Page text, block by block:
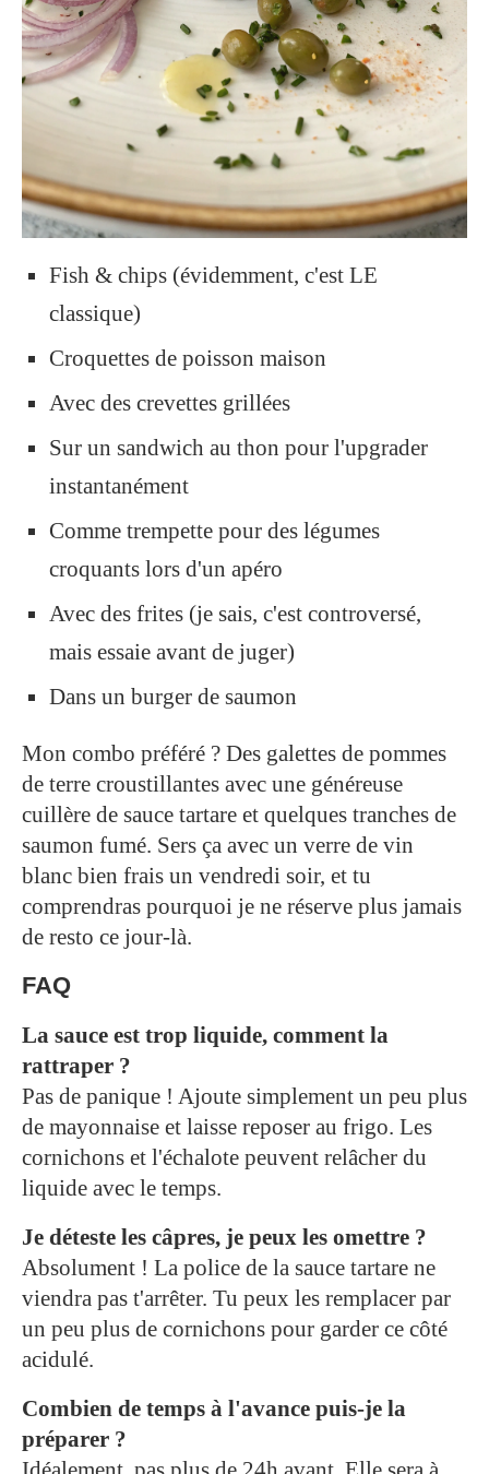
Fish & chips (évidemment, c'est LE
classique)
Croquettes de poisson maison
Avec des crevettes grillées
Sur un sandwich au thon pour l'upgrader
instantanément
Comme trempette pour des légumes
croquants lors d'un apéro
Avec des frites (je sais, c'est controversé,
mais essaie avant de juger)
Dans un burger de saumon
Mon combo préféré ? Des galettes de pommes
de terre croustillantes avec une généreuse
cuillère de sauce tartare et quelques tranches de
saumon fumé. Sers ça avec un verre de vin
blanc bien frais un vendredi soir, et tu
comprendras pourquoi je ne réserve plus jamais
de resto ce jour-là.
FAQ
La sauce est trop liquide, comment la
rattraper ?
Pas de panique ! Ajoute simplement un peu plus
de mayonnaise et laisse reposer au frigo. Les
cornichons et l'échalote peuvent relâcher du
liquide avec le temps.
Je déteste les câpres, je peux les omettre ?
Absolument ! La police de la sauce tartare ne
viendra pas t'arrêter. Tu peux les remplacer par
un peu plus de cornichons pour garder ce côté
acidulé.
Combien de temps à l'avance puis-je la
préparer ?